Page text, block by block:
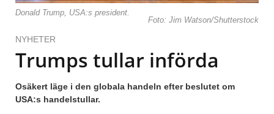
Donald Trump, USA:s president.
Foto: Jim Watson/Shutterstock
NYHETER
Trumps tullar införda
Osäkert läge i den globala handeln efter beslutet om
USA:s handelstullar.